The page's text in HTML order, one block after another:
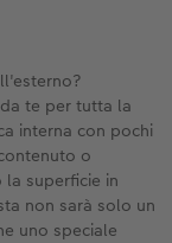
te per tutta la
interna con pochi
o
superficie in
non sarà solo un
uno speciale